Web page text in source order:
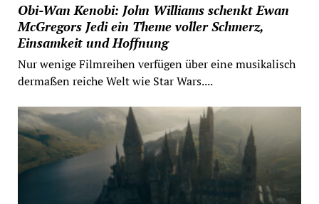
Obi-Wan Kenobi: John Williams schenkt Ewan
McGregors Jedi ein Theme voller Schmerz,
Einsamkeit und Hoffnung
Nur wenige Filmreihen verfügen über eine musikalisch
dermaßen reiche Welt wie Star Wars....